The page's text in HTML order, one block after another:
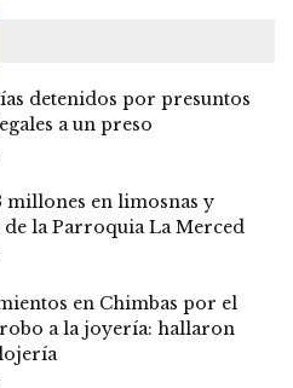
detenidos por presuntos
a un preso
millones en limosnas y
de la Parroquia La Merced
en Chimbas por el
a la joyería: hallaron